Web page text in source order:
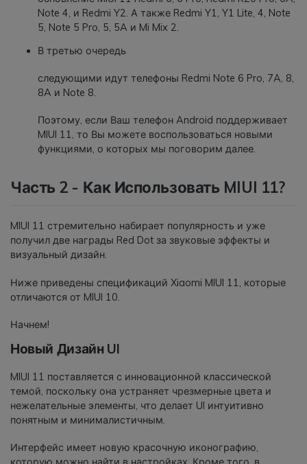
Note 4, и Redmi Y2. А также Redmi Y1, Y1 Lite, 4, Note
5, Note 5 Pro, 5, 5A и Mi Mix 2.
В третью очередь
следующими идут телефоны Redmi Note 6 Pro, 7A, 8,
8A и Note 8.
Поэтому, если Ваш телефон Android поддерживает
MIUI 11, то Вы можете воспользоваться новыми
функциями, о которых мы поговорим далее.
Часть 2 - Как Использовать MIUI 11?
MIUI 11 стремительно набирает популярность и уже
получил две награды Red Dot за звуковые эффекты и
визуальный дизайн.
Ниже приведены спецификаций Xiaomi MIUI 11, которые
отличаются от MIUI 10.
Начнем!
Новый Дизайн UI
MIUI 11 поставляется с инновационной классической
темой, поскольку она устраняет чрезмерные цвета и
нежелательные элементы, что делает UI интуитивно
понятным и минималистичным.
Интерфейс имеет новую красочную иконографию,